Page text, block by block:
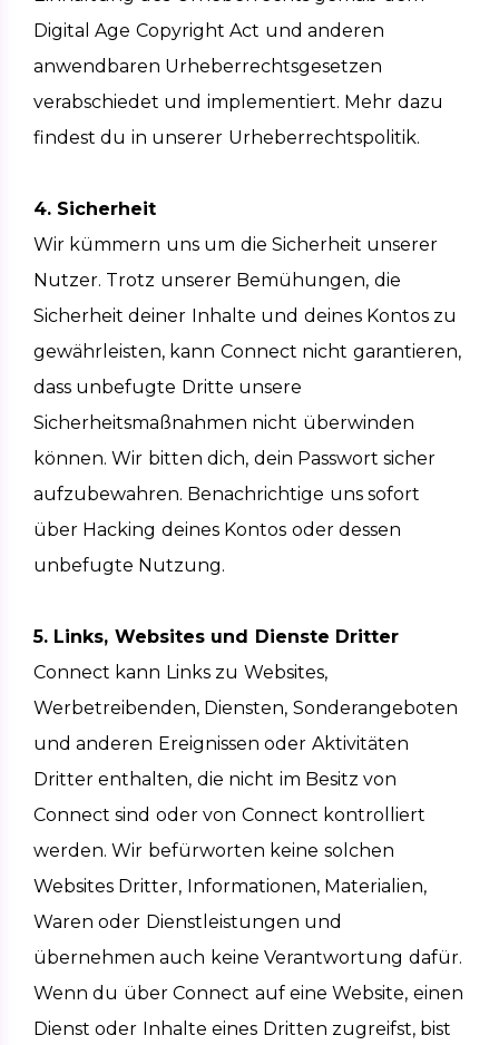
Digital Age Copyright Act und anderen
anwendbaren Urheberrechtsgesetzen
verabschiedet und implementiert. Mehr dazu
findest du in unserer Urheberrechtspolitik.
4. Sicherheit
Wir kümmern uns um die Sicherheit unserer
Nutzer. Trotz unserer Bemühungen, die
Sicherheit deiner Inhalte und deines Kontos zu
gewährleisten, kann Connect nicht garantieren,
dass unbefugte Dritte unsere
Sicherheitsmaßnahmen nicht überwinden
können. Wir bitten dich, dein Passwort sicher
aufzubewahren. Benachrichtige uns sofort
über Hacking deines Kontos oder dessen
unbefugte Nutzung.
5. Links, Websites und Dienste Dritter
Connect kann Links zu Websites,
Werbetreibenden, Diensten, Sonderangeboten
und anderen Ereignissen oder Aktivitäten
Dritter enthalten, die nicht im Besitz von
Connect sind oder von Connect kontrolliert
werden. Wir befürworten keine solchen
Websites Dritter, Informationen, Materialien,
Waren oder Dienstleistungen und
übernehmen auch keine Verantwortung dafür.
Wenn du über Connect auf eine Website, einen
Dienst oder Inhalte eines Dritten zugreifst, bist